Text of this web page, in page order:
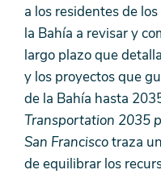
a los residentes de
la Bahía a revisar y
largo plazo que
y los proyectos que
de la Bahía hasta
Transportation 2035
San Franciscotraza
de equilibrar los